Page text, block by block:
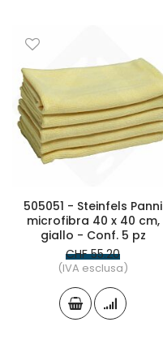
505051 - Steinfels Panni
microfibra 40 x 40 cm,
giallo - Conf. 5 pz
CHF 55.20
(IVA esclusa)